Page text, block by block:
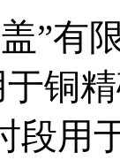
”有
于铜
段用